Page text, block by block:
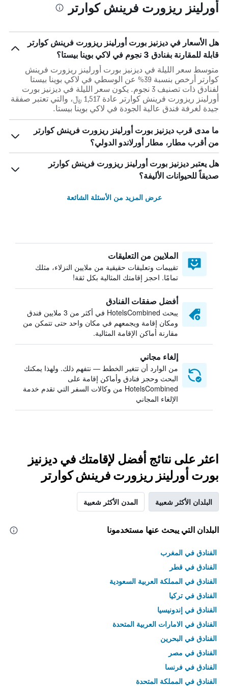
أورلينز ريزورت فرينش كوارتر
هل الأسعار في ديزنيز بورت أورلينز ريزورت فرينش كوارتر
قابلة للمقارنة بفنادق 3 نجوم في لاكي بوينا بيستا؟
متوسط سعر الليلة في ديزنيز بورت أورلينز ريزورت فرينش
كوارتر أرخص بنسبة 39% عن الوسطي في لاكي بوينا بيستا
لفنادق ذات تصنيف 3 نجوم. يكون سعر الليلة في ديزنيز بورت
أورلينز ريزورت فرينش كوارتر عادة 1,517 ﷼، والتي تعتبر صفقة
جيدة لغرفة فندق عالية الجودة في لاكي بوينا بيستا.
ما مدى قرب ديزنيز بورت أورلينز ريزورت فرينش كوارتر
من أقرب مطار، مطار أورلاندو الدولي؟
هل يعتبر ديزنيز بورت أورلينز ريزورت فرينش كوارتر
صديقاً للحيوانات الأليفة؟
عرض المزيد من الأسئلة الشائعة
الملايين من التعليقات
تقييمات وتعليقات حقيقية من ملايين النزلاء، مثلك
تمامًا. احجز إقامتك المثالية بكل ثقة!
أفضل صفقات الفنادق
يبحث HotelsCombined في أكثر من 3 ملايين فندق
ومكان إقامة ويجمعهم في مكان واحد حتى تتمكن من
مقارنة أماكن الإقامة المثالية.
إلغاء مجاني
من الوارد أن تتغير الخطط — نتفهم ذلك. ولهذا يمكنك
البحث وحجز فنادق وأماكن إقامة على
HotelsCombined من وكالات السفر التي تقدم خدمة
الإلغاء المجاني
اعثر على نتائج أفضل لإقامتك في ديزنيز
بورت أورلينز ريزورت فرينش كوارتر
البلدان الأكثر شعبية المدن الأكثر شعبية
البلدان التي يبحث عنها مستخدمونا
الفنادق في المغرب
الفنادق في قطر
الفنادق في المملكة العربية السعودية
الفنادق في تركيا
الفنادق في إندونيسيا
الفنادق في الامارات العربية المتحدة
الفنادق في البحرين
الفنادق في مصر
الفنادق في فرنسا
الفنادق في المملكة المتحدة